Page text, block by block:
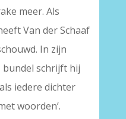
meer. Als
Van der Schaaf
In zijn
schrijft hij
iedere dichter
woorden’.